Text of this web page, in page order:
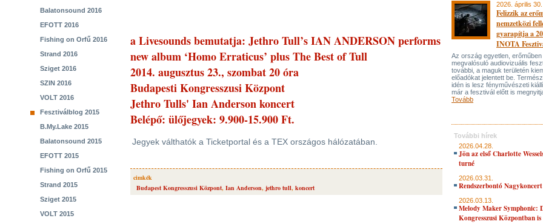
Balatonsound 2016
EFOTT 2016
Fishing on Orfű 2016
Strand 2016
Sziget 2016
SZIN 2016
VOLT 2016
Fesztiválblog 2015
B.My.Lake 2015
Balatonsound 2015
EFOTT 2015
Fishing on Orfű 2015
Strand 2015
Sziget 2015
VOLT 2015
a Livesounds bemutatja: Jethro Tull’s IAN ANDERSON performs
new album ‘Homo Erraticus’ plus The Best of Tull
2014. augusztus 23., szombat 20 óra
Budapesti Kongresszusi Központ
Jethro Tulls' Ian Anderson koncert
Belépő: ülőjegyek: 9.900-15.900 Ft.
Jegyek válthatók a Ticketportal és a TEX országos hálózatában.
cimkék
Budapest Kongresszusi Központ, Ian Anderson, jethro tull, koncert
2026. április 30.
Felizzik az
nemzetközi
gyarapítja a
INOTA
Az ország egyetlen, erőműben
megvalósuló audiovizuális
további, a maguk területén
előadókat jelentett be.
idén is lesz fényművészeti
már a fesztivál előtt is
Tovább
További hírek
2026.04.28.
Jön az első Charlotte
turné
2026.03.31.
Rendszerbontó Nagykoncert
2026.03.13.
Melody Maker Symphonic:
Kongresszusi Központban is